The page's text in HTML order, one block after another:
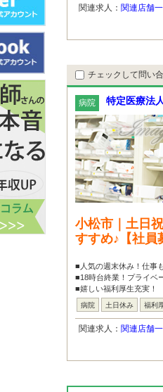
関連求人： 関連店舗
チェックして問い
病院 特定医療法
小松市｜土日
すすめ♪【社員
■人気の週末休み！仕事
■18時台終業！プライベ
■嬉しい福利厚生充実！
病院 土日休み 福利
関連求人： 関連店舗